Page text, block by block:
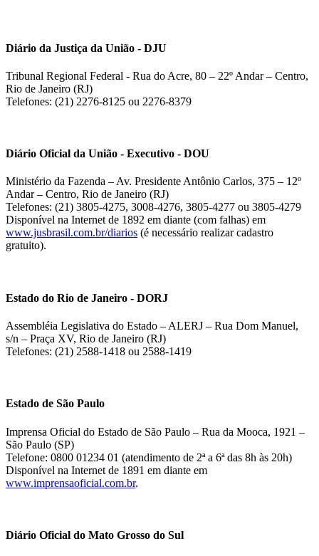
Diário da Justiça da União - DJU
Tribunal Regional Federal - Rua do Acre, 80 – 22º Andar – Centro,
Rio de Janeiro (RJ)
Telefones: (21) 2276-8125 ou 2276-8379
Diário Oficial da União - Executivo - DOU
Ministério da Fazenda – Av. Presidente Antônio Carlos, 375 – 12º
Andar – Centro, Rio de Janeiro (RJ)
Telefones: (21) 3805-4275, 3008-4276, 3805-4277 ou 3805-4279
Disponível na Internet de 1892 em diante (com falhas) em
www.jusbrasil.com.br/diarios (é necessário realizar cadastro
gratuito).
Estado do Rio de Janeiro - DORJ
Assembléia Legislativa do Estado – ALERJ – Rua Dom Manuel,
s/n – Praça XV, Rio de Janeiro (RJ)
Telefones: (21) 2588-1418 ou 2588-1419
Estado de São Paulo
Imprensa Oficial do Estado de São Paulo – Rua da Mooca, 1921 –
São Paulo (SP)
Telefone: 0800 01234 01 (atendimento de 2ª a 6ª das 8h às 20h)
Disponível na Internet de 1891 em diante em
www.imprensaoficial.com.br.
Diário Oficial do Mato Grosso do Sul